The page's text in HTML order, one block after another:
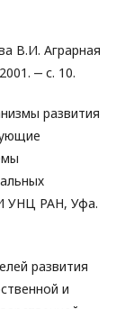
В.И. Аграрная
‒ с. 10.
развития
УНЦ РАН, Уфа.
развития
и